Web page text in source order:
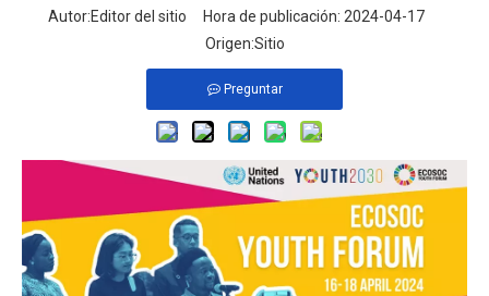
Autor:Editor del sitio Hora de publicación: 2024-04-17
Origen:Sitio
Preguntar